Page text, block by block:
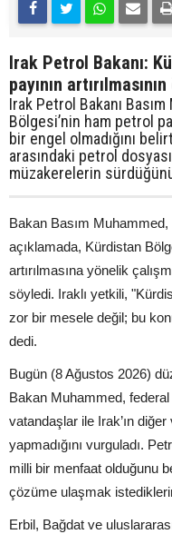
Irak Petrol Bakanı:
payının
Irak Petrol Bakanı
Bölgesi’nin ham petrol
bir engel olmadığını
arasındaki petrol
müzakerelerin sürdüğünü
Bakan Basım Muhammed,
açıklamada, Kürdistan
artırılmasına yönelik
söyledi. Iraklı yetkili,
zor bir mesele değil; bu
dedi.
Bugün (8 Ağustos 2026)
Bakan Muhammed,
vatandaşlar ile Irak’ın
yapmadığını vurguladı.
milli bir menfaat olduğunu
çözüme ulaşmak
Erbil, Bağdat ve